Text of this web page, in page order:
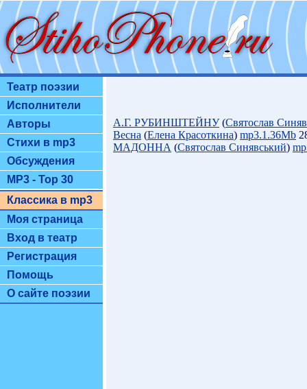
Театр поэзии
Исполнители
Авторы
Стихи в mp3
Обсуждения
MP3 - Top 30
Классика в mp3
Моя страница
Вход в театр
Регистрация
Помощь
О сайте поэзии
А.Г. РУБИНШТЕЙНУ(Святослав
Весна (Елена Красоткина) mp3.1.36Mb
МАДОННА (Святослав Синявський)